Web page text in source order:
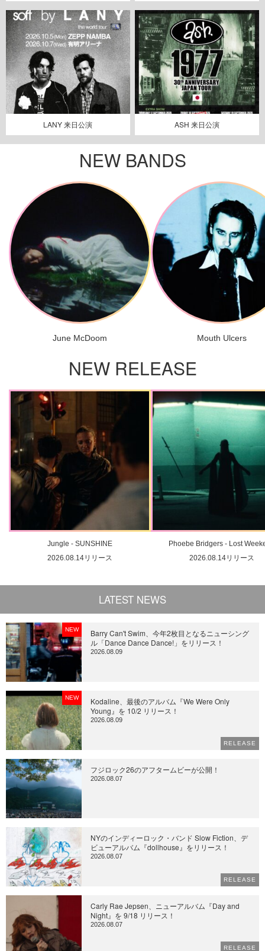
LANY 来日公演 ASH 来日公演
NEW BANDS
June McDoom Mouth Ulcers
NEW RELEASE
Jungle - SUNSHINE
2026.08.14リリース
Phoebe Bridgers - Lost
2026.08.14リリース
LATEST NEWS
NEW
Barry Can't Swim、今年2枚目となるニューシング
ル「Dance Dance Dance!」をリリース！
2026.08.09
NEW
Kodaline、最後のアルバム『We Were Only
Young』を 10/2 リリース！
2026.08.09
RELEASE
フジロック26のアフタームビーが公開！
2026.08.07
NYのインディーロック・バンド Slow Fiction、デ
ビューアルバム『dollhouse』をリリース！
2026.08.07
RELEASE
Carly Rae Jepsen、ニューアルバム『Day and
Night』を 9/18 リリース！
2026.08.07
RELEASE